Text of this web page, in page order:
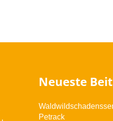
Neueste
Petrack